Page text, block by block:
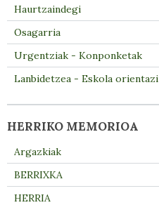
Haurtzaindegi
Osagarria
Urgentziak - Konponketak
Lanbidetzea - Eskola orientazi
HERRIKO MEMORIOA
Argazkiak
BERRIXKA
HERRIA